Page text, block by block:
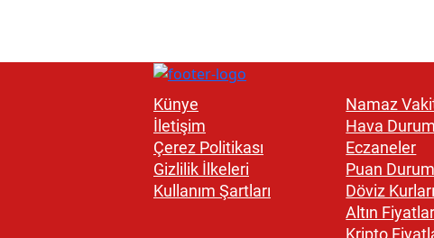
Künye
İletişim
Çerez Politikası
Gizlilik İlkeleri
Kullanım Şartları
Namaz
Hava
Eczaneler
Puan
Döviz Kurları
Altın
Kripto